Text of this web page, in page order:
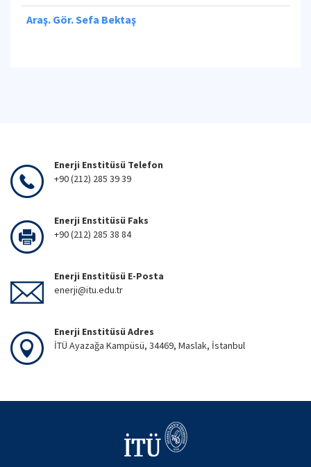
Araş. Gör. Sefa Bektaş
Enerji Enstitüsü Telefon
+90 (212) 285 39 39
Enerji Enstitüsü Faks
+90 (212) 285 38 84
Enerji Enstitüsü E-Posta
enerji@itu.edu.tr
Enerji Enstitüsü Adres
İTÜ Ayazağa Kampüsü, 34469, Maslak, İstanbul